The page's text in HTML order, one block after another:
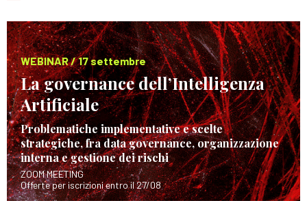
WEBINAR / 17 settembre
La governance dell’Intelligenza
Artificiale
Problematiche implementative e scelte
strategiche, fra data governance, organizzazione
interna e gestione dei rischi
ZOOM MEETING
Offerte per iscrizioni entro il 27/08